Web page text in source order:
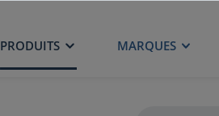
PRODUITS MARQUES